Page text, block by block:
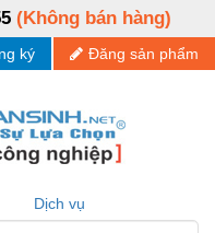
(Không bán hàng)
Đăng sản phẩm
ký
Dịch vụ